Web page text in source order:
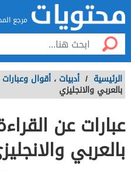
مرجع
الرئيسية / أدبيات ، أقوال وعبارات
بالعربي والانجليزي
عبارات عن
بالعربي